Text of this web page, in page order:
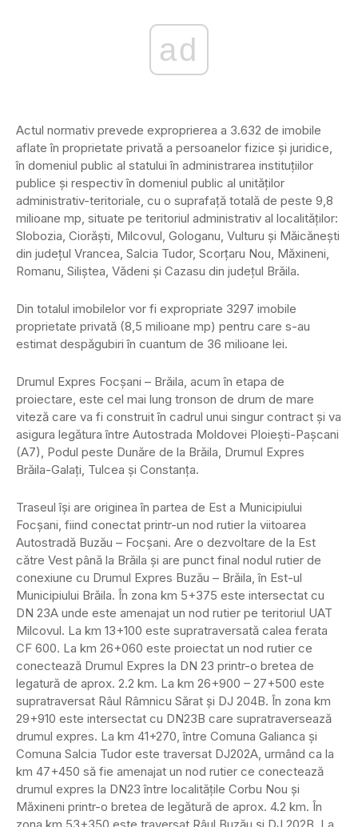
ad
Actul normativ prevede exproprierea a 3.632 de imobile
aflate în proprietate privată a persoanelor fizice şi juridice,
în domeniul public al statului în administrarea instituțiilor
publice şi respectiv în domeniul public al unităților
administrativ-teritoriale, cu o suprafață totală de peste 9,8
milioane mp, situate pe teritoriul administrativ al localităţilor:
Slobozia, Ciorăști, Milcovul, Gologanu, Vulturu şi Măicănești
din judeţul Vrancea, Salcia Tudor, Scorțaru Nou, Măxineni,
Romanu, Siliștea, Vădeni şi Cazasu din judeţul Brăila.
Din totalul imobilelor vor fi expropriate 3297 imobile
proprietate privată (8,5 milioane mp) pentru care s-au
estimat despăgubiri în cuantum de 36 milioane lei.
Drumul Expres Focșani – Brăila, acum în etapa de
proiectare, este cel mai lung tronson de drum de mare
viteză care va fi construit în cadrul unui singur contract și va
asigura legătura între Autostrada Moldovei Ploiești-Pașcani
(A7), Podul peste Dunăre de la Brăila, Drumul Expres
Brăila-Galați, Tulcea și Constanța.
Traseul își are originea în partea de Est a Municipiului
Focșani, fiind conectat printr-un nod rutier la viitoarea
Autostradă Buzău – Focșani. Are o dezvoltare de la Est
către Vest până la Brăila și are punct final nodul rutier de
conexiune cu Drumul Expres Buzău – Brăila, în Est-ul
Municipiului Brăila. În zona km 5+375 este intersectat cu
DN 23A unde este amenajat un nod rutier pe teritoriul UAT
Milcovul. La km 13+100 este supratraversată calea ferata
CF 600. La km 26+060 este proiectat un nod rutier ce
conectează Drumul Expres la DN 23 printr-o bretea de
legatură de aprox. 2.2 km. La km 26+900 – 27+500 este
supratraversat Râul Râmnicu Sărat și DJ 204B. În zona km
29+910 este intersectat cu DN23B care supratraversează
drumul expres. La km 41+270, între Comuna Galianca și
Comuna Salcia Tudor este traversat DJ202A, urmând ca la
km 47+450 să fie amenajat un nod rutier ce conectează
drumul expres la DN23 între localitățile Corbu Nou și
Măxineni printr-o bretea de legătură de aprox. 4.2 km. În